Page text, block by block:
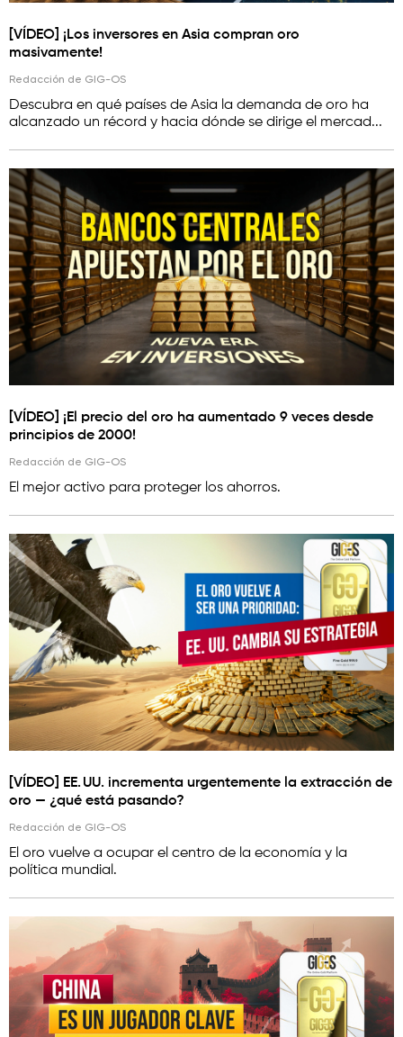
[VÍDEO] ¡Los inversores en Asia compran oro
masivamente!
Redacción de GIG-OS
Descubra en qué países de Asia la demanda de oro ha
alcanzado un récord y hacia dónde se dirige el mercad...
[VÍDEO] ¡El precio del oro ha aumentado 9 veces desde
principios de 2000!
Redacción de GIG-OS
El mejor activo para proteger los ahorros.
[VÍDEO] EE. UU. incrementa urgentemente la extracción de
oro — ¿qué está pasando?
Redacción de GIG-OS
El oro vuelve a ocupar el centro de la economía y la
política mundial.